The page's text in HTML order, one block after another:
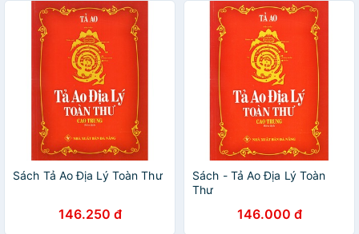
Sách Tả Ao Địa Lý Toàn Thư
146.250 đ
Sách - Tả Ao Địa Lý Toàn
Thư
146.000 đ